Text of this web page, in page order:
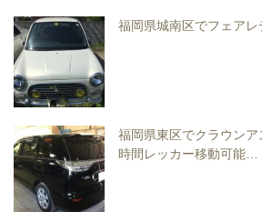
福岡県城南区でフェア
福岡県東区でクラウン
時間レッカー移動可能…